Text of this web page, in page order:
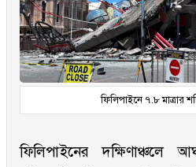
ফিলিপাইনে ৭.৮ মাত্রার
ফিলিপাইনের দক্ষিণাঞ্চলে